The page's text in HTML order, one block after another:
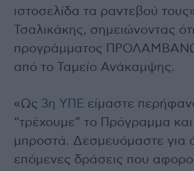
ιστοσελίδα τα ραντεβού
Τσαλικάκης, σημειώνοντας
προγράμματος ΠΡΟΛΑΜΒΑΝΩ
από το Ταμείο Ανάκαμψης.
«Ως 3η ΥΠΕ είμαστε
“τρέχουμε” το Πρόγραμμα
μπροστά. Δεσμευόμαστε για
επόμενες δράσεις που